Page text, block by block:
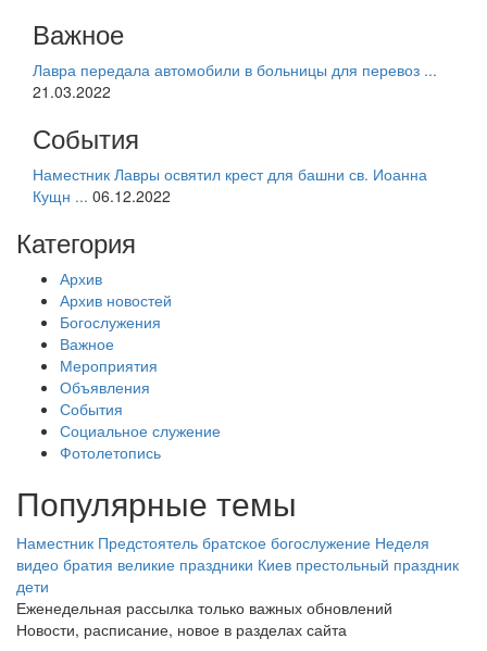
Важное
Лавра передала автомобили в больницы для перевоз ...
21.03.2022
События
Наместник Лавры освятил крест для башни св. Иоанна
Кущн ... 06.12.2022
Категория
Архив
Архив новостей
Богослужения
Важное
Мероприятия
Объявления
События
Социальное служение
Фотолетопись
Популярные темы
Наместник Предстоятель братское богослужение Неделя
видео братия великие праздники Киев престольный праздник
дети
Еженедельная рассылка только важных обновлений
Новости, расписание, новое в разделах сайта